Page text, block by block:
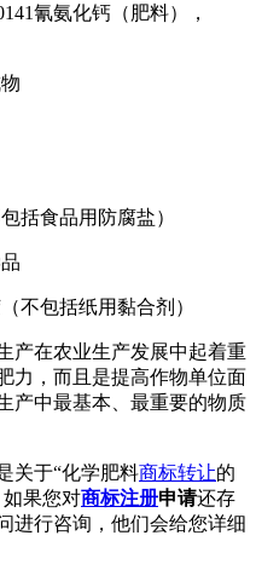
氰氨化钙（肥料），
食品用防腐盐）
包括纸用黏合剂）
在农业生产发展中起着重
力，而且是提高作物单位面
产中最基本、最重要的物质
于“化学肥料商标转让的
果您对商标注册申请还存
进行咨询，他们会给您详细